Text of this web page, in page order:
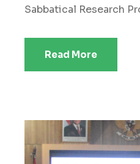
Sabbatical Research
Read More